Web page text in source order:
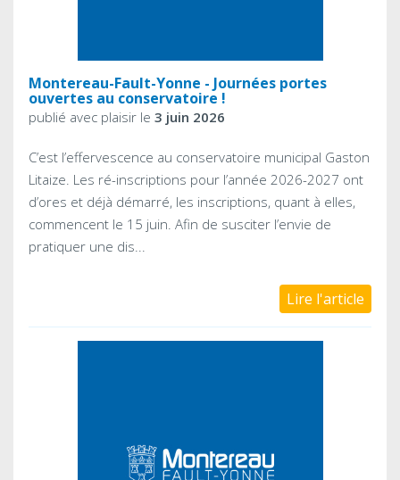
Montereau-Fault-Yonne - Journées portes
ouvertes au conservatoire !
publié avec plaisir le 3 juin 2026
C’est l’effervescence au conservatoire municipal Gaston
Litaize. Les ré-inscriptions pour l’année 2026-2027 ont
d’ores et déjà démarré, les inscriptions, quant à elles,
commencent le 15 juin. Afin de susciter l’envie de
pratiquer une dis...
Lire l'article